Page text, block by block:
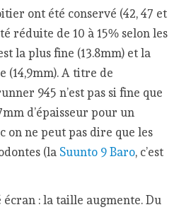
ont été conservé (42, 47 et
réduite de 10 à 15% selon les
la plus fine (13.8mm) et la
(14,9mm). A titre de
945 n’est pas si fine que
d’épaisseur pour un
on ne peut pas dire que les
(la Suunto 9 Baro, c’est
: la taille augmente. Du